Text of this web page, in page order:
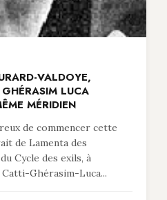
VALDOYE,
LUCA
MÉRIDIEN
de commencer cette
de Lamenta des
Cycle des exils, à
Ghérasim-Luca...